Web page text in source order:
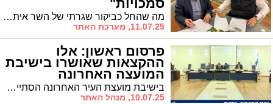
סמכויות"
מה שהחל כביקור שגרתי של השר איתמר בן גביר באשדוד הפך לזירת קרב לוהטת בין סביבת ראש העיר יחיאל לסרי לסגנו אלי נכט כאשר ממ"ק ראש העיר גבי כנפו מגלה כי נשללו מנכט חלק מסמכויותיו ואף מזהיר כי אם הדפוס יימשך - "יינקטו צעדים נוספים"
11.07.25, מערכת האתר
פרסום ראשון: אלו
ההקצאות שאושרו בישיבת
המועצה האחרונה
בישיבת מועצת העיר האחרונה הסתיים הליך ההקצאה של מספר מוסדות ציבור ברבעים החרדיים, ביניהם: תלמוד תורה, בתי כנסת ומקוואות
10.07.25, מנהל האתר